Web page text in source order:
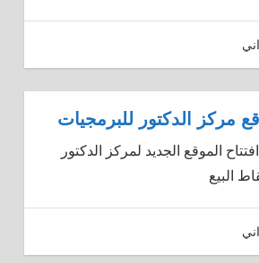
مركز الدكتور للبرمجيات
الموقع الجديد لمركز الدكتور
البيع